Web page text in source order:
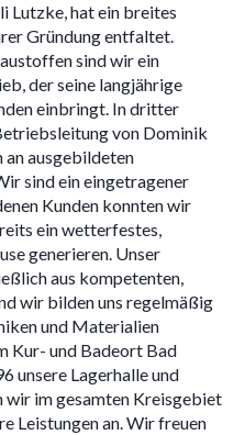
Lutzke, hat ein breites
Gründung entfaltet.
sind wir ein
der seine langjährige
einbringt. In dritter
von Dominik
an ausgebildeten
sind ein eingetragener
Kunden konnten wir
ein wetterfestes,
generieren. Unser
aus kompetenten,
wir bilden uns regelmäßig
und Materialien
Kur- und Badeort Bad
unsere Lagerhalle und
wir im gesamten Kreisgebiet
Leistungen an. Wir freuen